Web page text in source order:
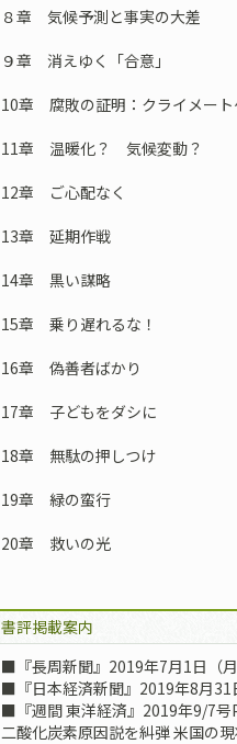
８章 気候予測と事実の大差
９章 消えゆく「合意」
10章 腐敗の証明：クライメート
11章 温暖化？ 気候変動？
12章 ご心配なく
13章 延期作戦
14章 黒い謀略
15章 乗り遅れるな！
16章 偽善者ばかり
17章 子どもをダシに
18章 無駄の押しつけ
19章 緑の蛮行
20章 救いの光
書評掲載案内
■『長周新聞』2019年7月1日（
■『日本経済新聞』2019年8月31
■『週間 東洋経済』2019年9/7号
二酸化炭素原因説を糾弾 米国の現